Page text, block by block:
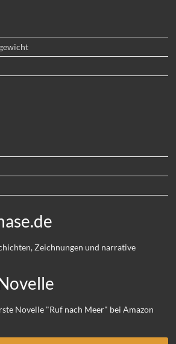
Zeichnungen und narrative
Novelle "Ruf nach Meer" bei Amazon